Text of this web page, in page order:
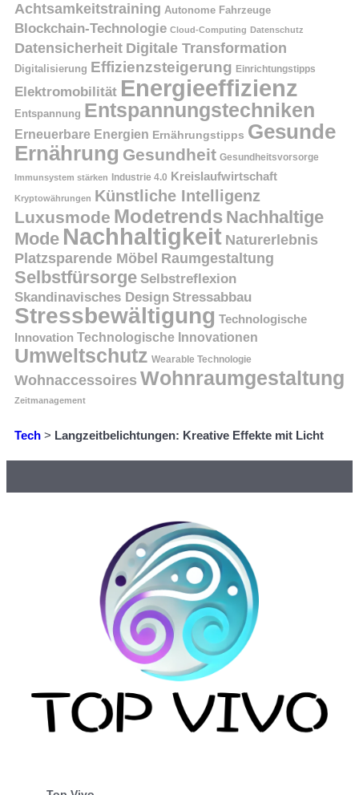
Achtsamkeitstraining Autonome Fahrzeuge
Blockchain-Technologie Cloud-Computing Datenschutz
Datensicherheit Digitale Transformation
Digitalisierung Effizienzsteigerung Einrichtungstipps
Elektromobilität Energieeffizienz
Entspannung Entspannungstechniken
Erneuerbare Energien Ernährungstipps Gesunde
Ernährung Gesundheit Gesundheitsvorsorge
Immunsystem stärken Industrie 4.0 Kreislaufwirtschaft
Kryptowährungen Künstliche Intelligenz
Luxusmode Modetrends Nachhaltige
Mode Nachhaltigkeit Naturerlebnis
Platzsparende Möbel Raumgestaltung
Selbstfürsorge Selbstreflexion
Skandinavisches Design Stressabbau
Stressbewältigung Technologische
Innovation Technologische Innovationen
Umweltschutz Wearable Technologie
Wohnaccessoires Wohnraumgestaltung
Zeitmanagement
Tech > Langzeitbelichtungen: Kreative Effekte mit Licht